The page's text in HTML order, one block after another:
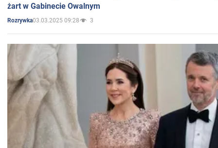
żart w Gabinecie Owalnym
Rozrywka03.03.2025 09:28 3